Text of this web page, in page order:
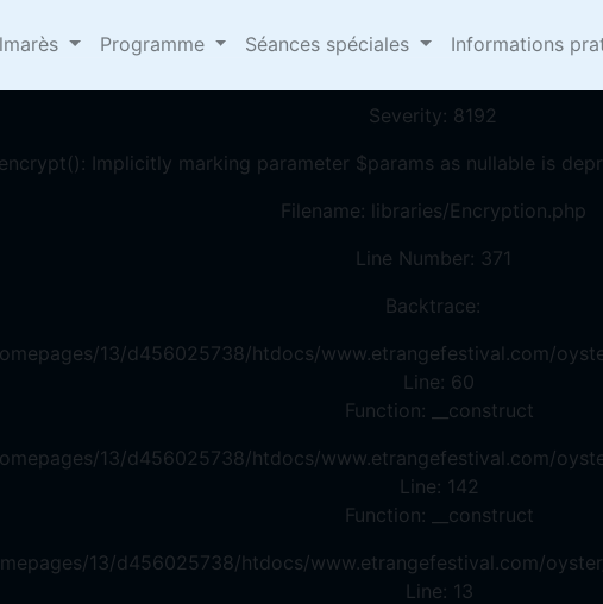
in/homepages/13/d456025738/htdocs/
Severity: 8192
Implicitly marking parameter $params as nullable is
Filename: libraries/Encryption.php
Line Number: 371
Backtrace:
13/d456025738/htdocs/www.etrangefestival.com/
Line: 60
Function: __construct
13/d456025738/htdocs/www.etrangefestival.com/
Line: 142
Function: __construct
13/d456025738/htdocs/www.etrangefestival.com/
Line: 13
Programme Séances spéciales Informations